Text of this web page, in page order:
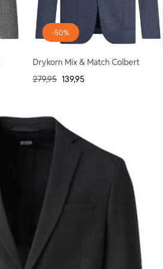
-50%
Drykorn Mix & Match Colbert
279,95 139,95